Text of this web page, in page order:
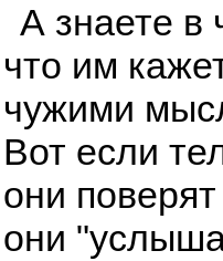
А знаете в
что им
чужими
Вот если
они
они